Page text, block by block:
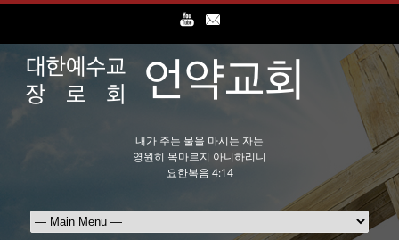
내가 주는 물을 마시는 자는
영원히 목마르지 아니하리니
요한복음 4:14